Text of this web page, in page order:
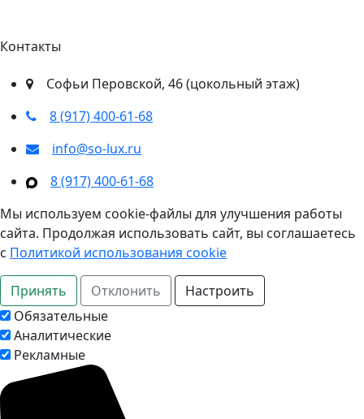
Контакты
​Софьи Перовской, 46​ (цокольный этаж)
8 (917) 400‑61‑68
info@so-lux.ru
8 (917) 400‑61‑68
Мы используем cookie-файлы для улучшения работы
сайта. Продолжая использовать сайт, вы соглашаетесь
с Политикой использования cookie
Принять Отклонить
Настроить
Обязательные
Аналитические
Рекламные